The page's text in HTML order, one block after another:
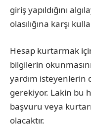
giriş yapıldığını
olasılığına karşı
Hesap kurtarmak
bilgilerin
yardım isteyenlerin
gerekiyor. Lakin bu
başvuru veya
olacaktır.